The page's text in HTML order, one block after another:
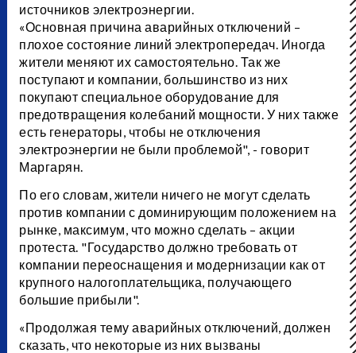
источников электроэнергии.
«Основная причина аварийных отключений –
плохое состояние линий электропередач. Иногда
жители меняют их самостоятельно. Так же
поступают и компании, большинство из них
покупают специальное оборудование для
предотвращения колебаний мощности. У них также
есть генераторы, чтобы не отключения
электроэнергии не были проблемой", - говорит
Маргарян.
По его словам, жители ничего не могут сделать
против компании с доминирующим положением на
рынке, максимум, что можно сделать – акции
протеста. "Государство должно требовать от
компании переоснащения и модернизации как от
крупного налогоплательщика, получающего
большие прибыли".
«Продолжая тему аварийных отключений, должен
сказать, что некоторые из них вызваны